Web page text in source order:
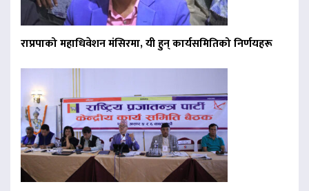
राप्रपाको महाधिवेशन मंसिरमा, यी हुन् कार्यसमितिको निर्णयहरू